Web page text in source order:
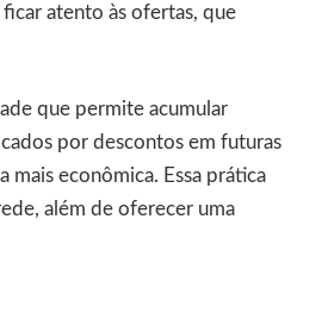
atento às ofertas, que
que permite acumular
por descontos em futuras
econômica. Essa prática
além de oferecer uma